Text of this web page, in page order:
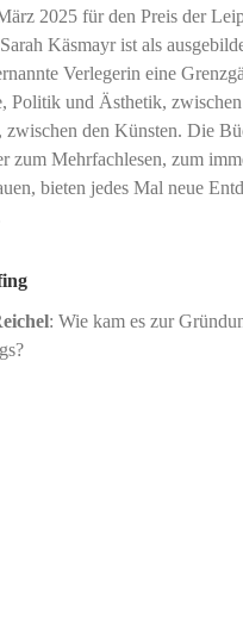
2025 für den Preis der
Käsmayr ist als
Verlegerin eine
Politik und Ästhetik,
zwischen den Künsten. Die
zum Mehrfachlesen, zum
bieten jedes Mal neue
: Wie kam es zur